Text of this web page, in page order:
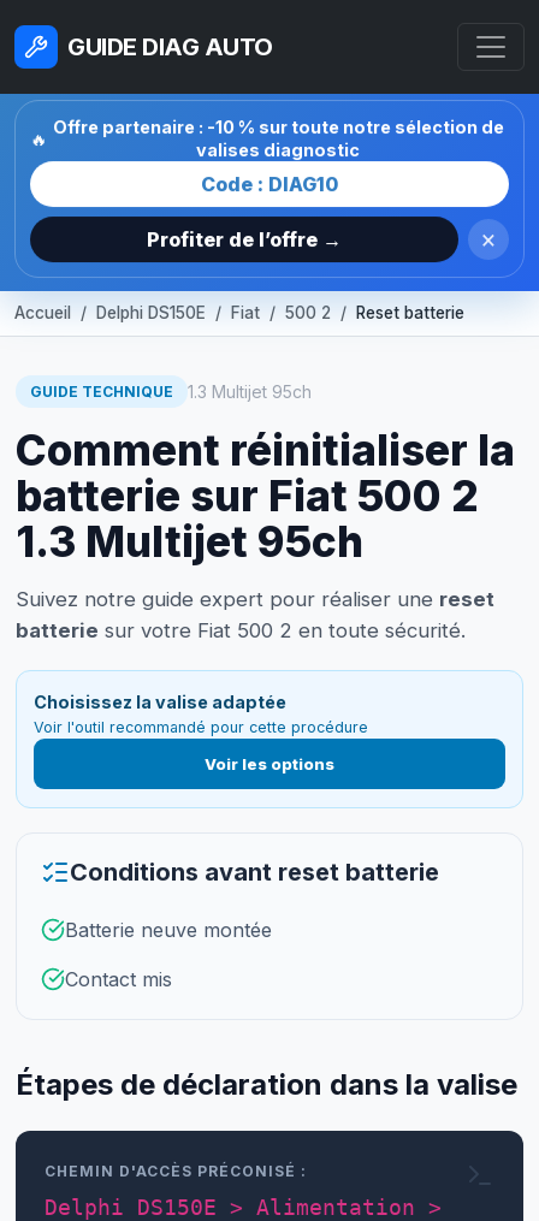
GUIDE DIAG AUTO
🔥
Offre partenaire : -10 % sur toute notre sélection de
valises diagnostic
Code : DIAG10
Profiter de l’offre → ×
Accueil Delphi DS150E Fiat 500 2 Reset batterie
GUIDE TECHNIQUE 1.3 Multijet 95ch
Comment réinitialiser la
batterie sur Fiat 500 2
1.3 Multijet 95ch
Suivez notre guide expert pour réaliser une reset
batterie sur votre Fiat 500 2 en toute sécurité.
Choisissez la valise adaptée
Voir l'outil recommandé pour cette procédure
Voir les options
Conditions avant reset batterie
Batterie neuve montée
Contact mis
Étapes de déclaration dans la valise
CHEMIN D'ACCÈS PRÉCONISÉ :
Delphi DS150E > Alimentation >